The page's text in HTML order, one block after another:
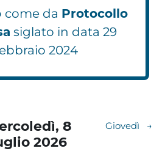
come da Protocollo
siglato in data 29
2024
8
2026
Giovedì →